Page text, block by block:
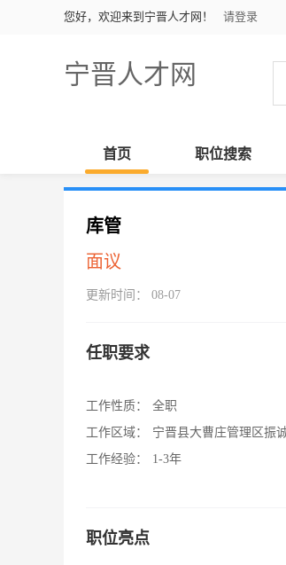
您好，欢迎来到宁晋人才网！ 请登录
宁晋人才网
首页 职位搜索
库管
面议
更新时间： 08-07
任职要求
工作性质：
全职
工作区域：
宁晋县大曹庄管理区振诚国际
工作经验：
1-3年
职位亮点